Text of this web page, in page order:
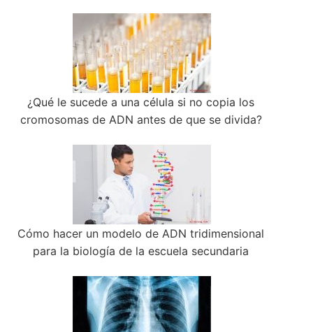
¿Qué le sucede a una célula si no copia los
cromosomas de ADN antes de que se divida?
Cómo hacer un modelo de ADN tridimensional
para la biología de la escuela secundaria